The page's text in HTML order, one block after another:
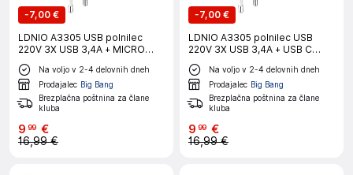
-7,00 €
LDNIO A3305 USB polnilec
220V 3X USB 3,4A + MICRO
USB kabel + LED lučka
Na voljo v 2-4 delovnih dneh
Prodajalec Big Bang
Brezplačna poštnina za člane
kluba
9 99 €
16,99 €
-7,00 €
LDNIO A3305 polnilec USB
220V 3X USB 3,4A + USB C
kabel + LED lučka
Na voljo v 2-4 delovnih dneh
Prodajalec Big Bang
Brezplačna poštnina za člane
kluba
9 99 €
16,99 €